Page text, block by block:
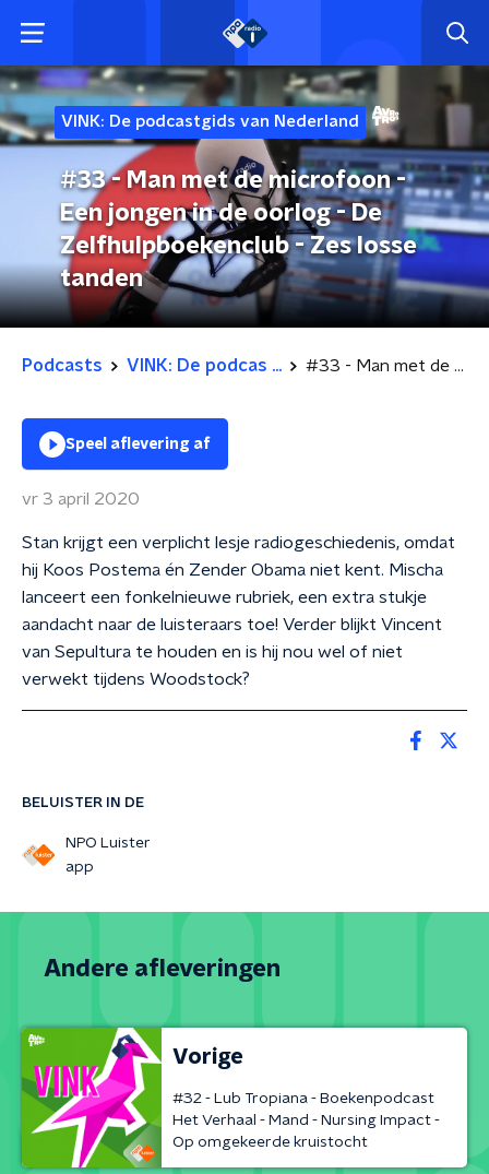
VINK: De podcastgids van Nederland
#33 - Man met de microfoon -
Een jongen in de oorlog - De
Zelfhulpboekenclub - Zes losse
tanden
Podcasts VINK: De podcas ... #33 - Man met de microfoon - Een jongen in de oorlog - De Zelfhulpboekenclub - Zes losse tanden
BELUISTER IN DE
NPO Luister
app
Speel aflevering af
vr 3 april 2020
Stan krijgt een verplicht lesje radiogeschiedenis, omdat
hij Koos Postema én Zender Obama niet kent. Mischa
lanceert een fonkelnieuwe rubriek, een extra stukje
aandacht naar de luisteraars toe! Verder blijkt Vincent
van Sepultura te houden en is hij nou wel of niet
verwekt tijdens Woodstock?
Andere afleveringen
Vorige
#32 - Lub Tropiana - Boekenpodcast
Het Verhaal - Mand - Nursing Impact -
Op omgekeerde kruistocht